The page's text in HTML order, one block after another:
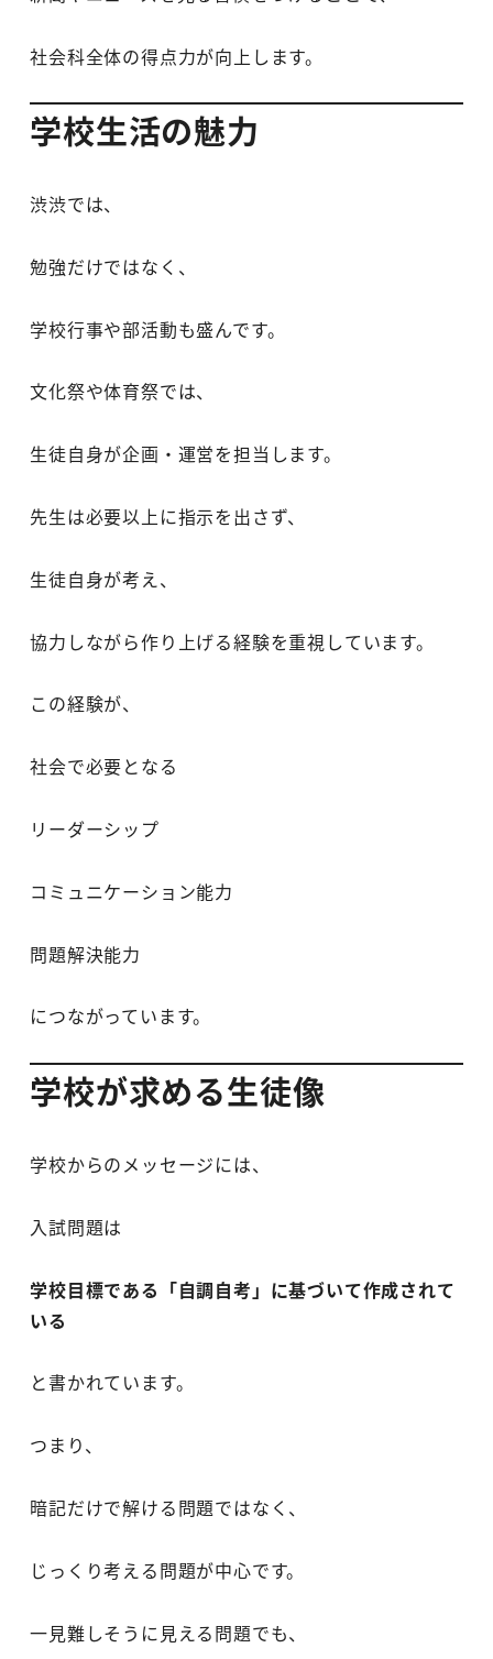
社会科全体の得点力が向上します。
学校生活の魅力
渋渋では、
勉強だけではなく、
学校行事や部活動も盛んです。
文化祭や体育祭では、
生徒自身が企画・運営を担当します。
先生は必要以上に指示を出さず、
生徒自身が考え、
協力しながら作り上げる経験を重視しています。
この経験が、
社会で必要となる
リーダーシップ
コミュニケーション能力
問題解決能力
につながっています。
学校が求める生徒像
学校からのメッセージには、
入試問題は
学校目標である「自調自考」に基づいて作成されて
いる
と書かれています。
つまり、
暗記だけで解ける問題ではなく、
じっくり考える問題が中心です。
一見難しそうに見える問題でも、